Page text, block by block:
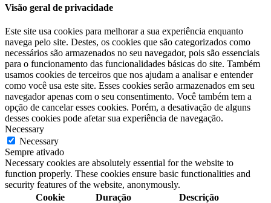
Visão geral de privacidade
Este site usa cookies para melhorar a sua experiência enquanto
navega pelo site. Destes, os cookies que são categorizados como
necessários são armazenados no seu navegador, pois são essenciais
para o funcionamento das funcionalidades básicas do site. Também
usamos cookies de terceiros que nos ajudam a analisar e entender
como você usa este site. Esses cookies serão armazenados em seu
navegador apenas com o seu consentimento. Você também tem a
opção de cancelar esses cookies. Porém, a desativação de alguns
desses cookies pode afetar sua experiência de navegação.
Necessary
Necessary
Sempre ativado
Necessary cookies are absolutely essential for the website to
function properly. These cookies ensure basic functionalities and
security features of the website, anonymously.
Cookie
Duração Descrição